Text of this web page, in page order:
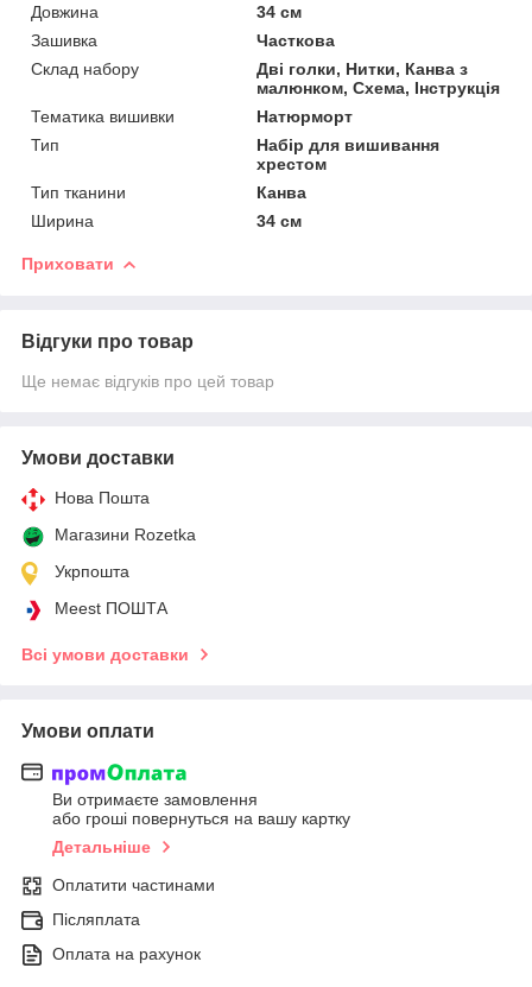
Довжина
34 см
Зашивка
Часткова
Склад набору
Дві голки, Нитки, Канва з
малюнком, Схема, Інструкція
Тематика вишивки
Натюрморт
Тип
Набір для вишивання
хрестом
Тип тканини
Канва
Ширина
34 см
Приховати
Відгуки про товар
Ще немає відгуків про цей товар
Умови доставки
Нова Пошта
Магазини Rozetka
Укрпошта
Meest ПОШТА
Всі умови доставки
Умови оплати
Ви отримаєте замовлення
або гроші повернуться на вашу картку
Детальніше
Оплатити частинами
Післяплата
Оплата на рахунок